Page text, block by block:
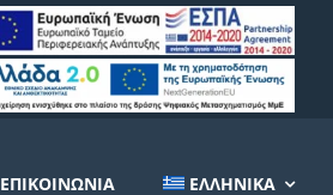
ΕΠΙΚΟΙΝΩΝΊΑ ΕΛΛΗΝΙΚΆ